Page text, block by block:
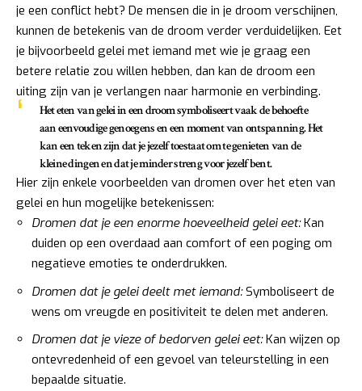
je een conflict hebt? De mensen die in je droom verschijnen,
kunnen de betekenis van de droom verder verduidelijken. Eet
je bijvoorbeeld gelei met iemand met wie je graag een
betere relatie zou willen hebben, dan kan de droom een
uiting zijn van je verlangen naar harmonie en verbinding.
Het eten van gelei in een droom symboliseert vaak de behoefte
aaneenvoudige genoegens en een moment van ontspanning. Het
kan een teken zijn dat je jezelf toestaat om te genieten van de
kleine dingen en dat je minder streng voor jezelf bent.
Hier zijn enkele voorbeelden van dromen over het eten van
gelei en hun mogelijke betekenissen:
Dromen dat je een enorme hoeveelheid gelei eet:Kan
duiden op een overdaad aan comfort of een poging om
negatieve emoties te onderdrukken.
Dromen dat je gelei deelt met iemand:Symboliseert de
wens om vreugde en positiviteit te delen met anderen.
Dromen dat je vieze of bedorven gelei eet:Kan wijzen op
ontevredenheid of een gevoel van teleurstelling in een
bepaalde situatie.